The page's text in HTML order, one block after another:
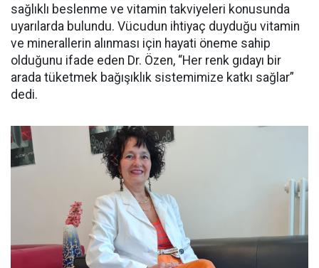
sağlıklı beslenme ve vitamin takviyeleri konusunda
uyarılarda bulundu. Vücudun ihtiyaç duyduğu vitamin
ve minerallerin alınması için hayati öneme sahip
olduğunu ifade eden Dr. Özen, “Her renk gıdayı bir
arada tüketmek bağışıklık sistemimize katkı sağlar”
dedi.